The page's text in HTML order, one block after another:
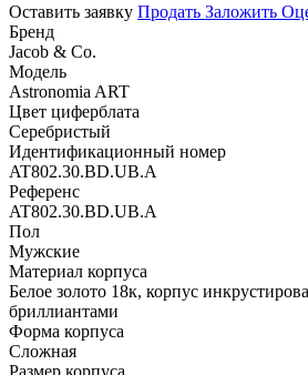
Оставить заявку Продать Заложить
Бренд
Jacob & Co.
Модель
Astronomia ART
Цвет циферблата
Серебристый
Идентификационный номер
AT802.30.BD.UB.A
Референс
AT802.30.BD.UB.A
Пол
Мужские
Материал корпуса
Белое золото 18к, корпус
бриллиантами
Форма корпуса
Сложная
Размер корпуса